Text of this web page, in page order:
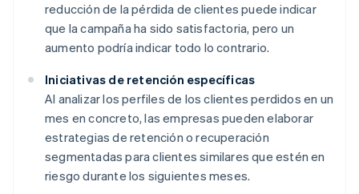
reducción de la pérdida de clientes puede indicar
que la campaña ha sido satisfactoria, pero un
aumento podría indicar todo lo contrario.
Iniciativas de retención específicas
Al analizar los perfiles de los clientes perdidos en un
mes en concreto, las empresas pueden elaborar
estrategias de retención o recuperación
segmentadas para clientes similares que estén en
riesgo durante los siguientes meses.